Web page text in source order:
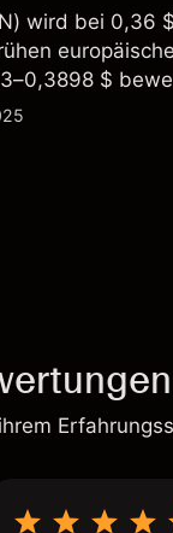
wird bei 0,36
$
und bleibt